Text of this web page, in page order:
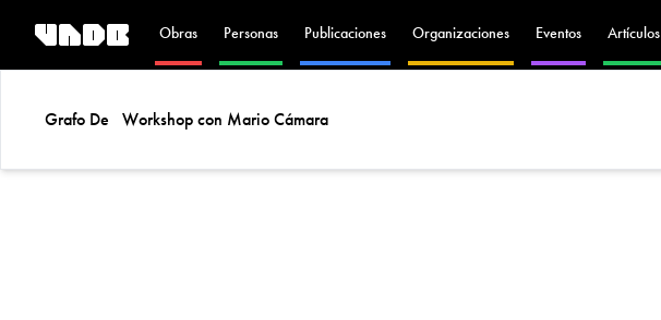
Obras Personas Publicaciones Organizaciones Eventos Artículos
Grafo De Workshop con Mario Cámara